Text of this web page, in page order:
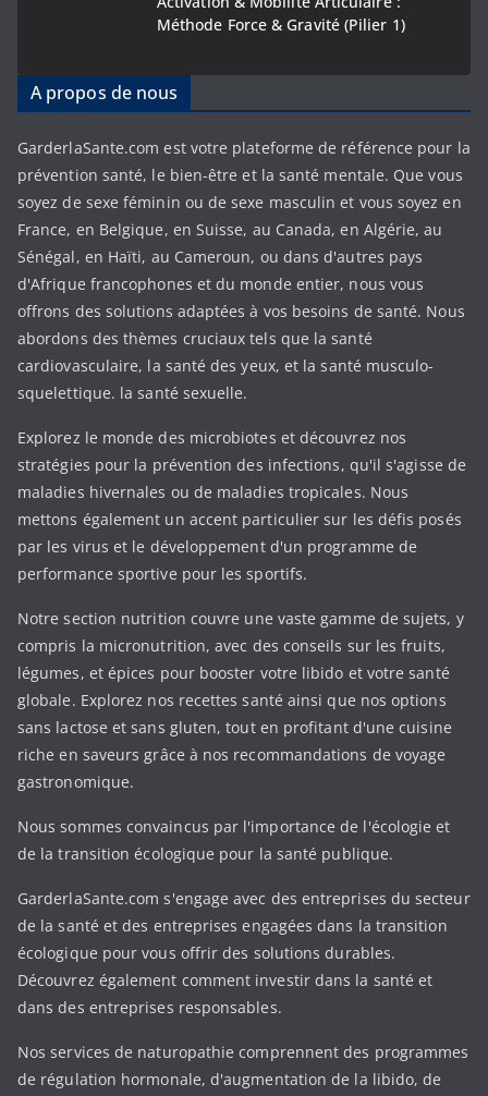
Méthode Force & Gravité (Pilier 1)
A propos de nous
GarderlaSante.com est votre plateforme de référence pour la
prévention santé, le bien-être et la santé mentale. Que vous
soyez de sexe féminin ou de sexe masculin et vous soyez en
France, en Belgique, en Suisse, au Canada, en Algérie, au
Sénégal, en Haïti, au Cameroun, ou dans d'autres pays
d'Afrique francophones et du monde entier, nous vous
offrons des solutions adaptées à vos besoins de santé. Nous
abordons des thèmes cruciaux tels que la santé
cardiovasculaire, la santé des yeux, et la santé musculo-
squelettique. la santé sexuelle.
Explorez le monde des microbiotes et découvrez nos
stratégies pour la prévention des infections, qu'il s'agisse de
maladies hivernales ou de maladies tropicales. Nous
mettons également un accent particulier sur les défis posés
par les virus et le développement d'un programme de
performance sportive pour les sportifs.
Notre section nutrition couvre une vaste gamme de sujets, y
compris la micronutrition, avec des conseils sur les fruits,
légumes, et épices pour booster votre libido et votre santé
globale. Explorez nos recettes santé ainsi que nos options
sans lactose et sans gluten, tout en profitant d'une cuisine
riche en saveurs grâce à nos recommandations de voyage
gastronomique.
Nous sommes convaincus par l'importance de l'écologie et
de la transition écologique pour la santé publique.
GarderlaSante.com s'engage avec des entreprises du secteur
de la santé et des entreprises engagées dans la transition
écologique pour vous offrir des solutions durables.
Découvrez également comment investir dans la santé et
dans des entreprises responsables.
Nos services de naturopathie comprennent des programmes
de régulation hormonale, d'augmentation de la libido, de